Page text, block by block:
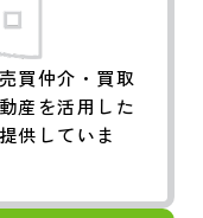
買仲介・買取
産を活用した
供していま